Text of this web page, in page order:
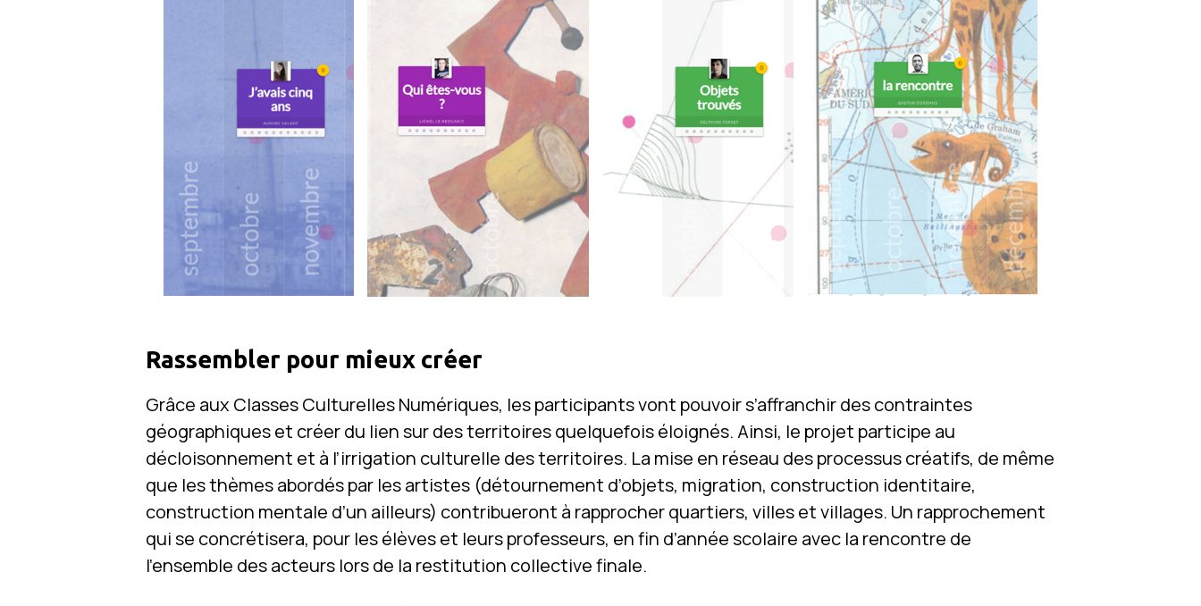
Rassembler pour mieux créer
Grâce aux Classes Culturelles Numériques, les participants vont pouvoir s’affranchir des contraintes
géographiques et créer du lien sur des territoires quelquefois éloignés. Ainsi, le projet participe au
décloisonnement et à l’irrigation culturelle des territoires. La mise en réseau des processus créatifs, de même
que les thèmes abordés par les artistes (détournement d’objets, migration, construction identitaire,
construction mentale d’un ailleurs) contribueront à rapprocher quartiers, villes et villages. Un rapprochement
qui se concrétisera, pour les élèves et leurs professeurs, en fin d’année scolaire avec la rencontre de
l’ensemble des acteurs lors de la restitution collective finale.